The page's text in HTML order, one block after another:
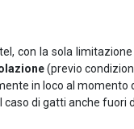
con la sola
(previo
in loco al momento
di gatti anche fuori